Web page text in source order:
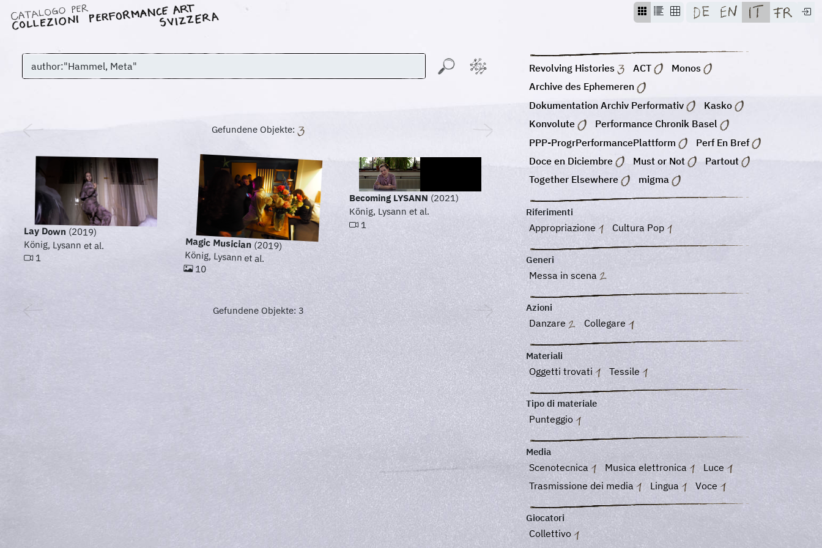
Gefundene Objekte:
Lay Down (2019)
König, Lysann et al.
1
Magic Musician(2019)
König, Lysann et al.
10
Becoming LYSANN (2021)
König, Lysann et al.
1
Gefundene Objekte: 3
Revolving Histories ACT
Monos
Archive des Ephemeren
Dokumentation Archiv Performativ
Kasko
Konvolute
Performance Chronik Basel
PPP-ProgrPerformancePlattform
Perf En Bref
Doce en Diciembre
Must or Not
Partout
Together Elsewhere
migma
Riferimenti
Appropriazione Cultura Pop
Generi
Messa in scena
Azioni
Danzare Collegare
Materiali
Oggetti trovati Tessile
Tipo di materiale
Punteggio
Media
Scenotecnica Musica elettronica
Luce
Trasmissione dei media
Lingua Voce
Giocatori
Collettivo